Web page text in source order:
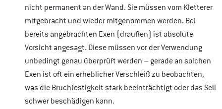
nicht permanent an der Wand. Sie müssen vom Kletterer
mitgebracht und wieder mitgenommen werden. Bei
bereits angebrachten Exen (draußen) ist absolute
Vorsicht angesagt. Diese müssen vor der Verwendung
unbedingt genau überprüft werden – gerade an solchen
Exen ist oft ein erheblicher Verschleiß zu beobachten,
was die Bruchfestigkeit stark beeinträchtigt oder das Seil
schwer beschädigen kann.